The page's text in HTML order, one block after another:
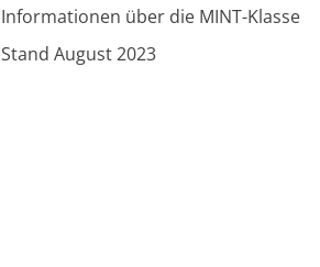
Informationen über die MINT-Klasse
Stand August 2023